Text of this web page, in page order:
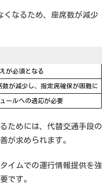
くなるため、座席数が減少
が必須となる
数が減少し、指定席確保が困難に
ールへの適応が必要
ためには、代替交通手段の
が求められます。
イムでの運行情報提供を強
です。